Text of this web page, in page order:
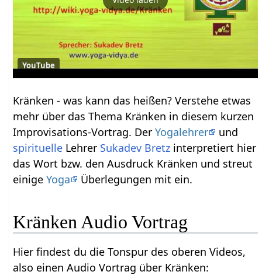
YouTube
Kränken‏‎ - was kann das heißen? Verstehe etwas
mehr über das Thema Kränken‏‎ in diesem kurzen
Improvisations-Vortrag. DerYogalehrer
und
spirituelle Lehrer Sukadev Bretz interpretiert hier
das Wort bzw. den Ausdruck Kränken‏‎ und streut
einigeYoga Überlegungen mit ein.
Kränken‏‎ Audio Vortrag
Hier findest du die Tonspur des oberen Videos,
also einen Audio Vortrag über Kränken‏‎: